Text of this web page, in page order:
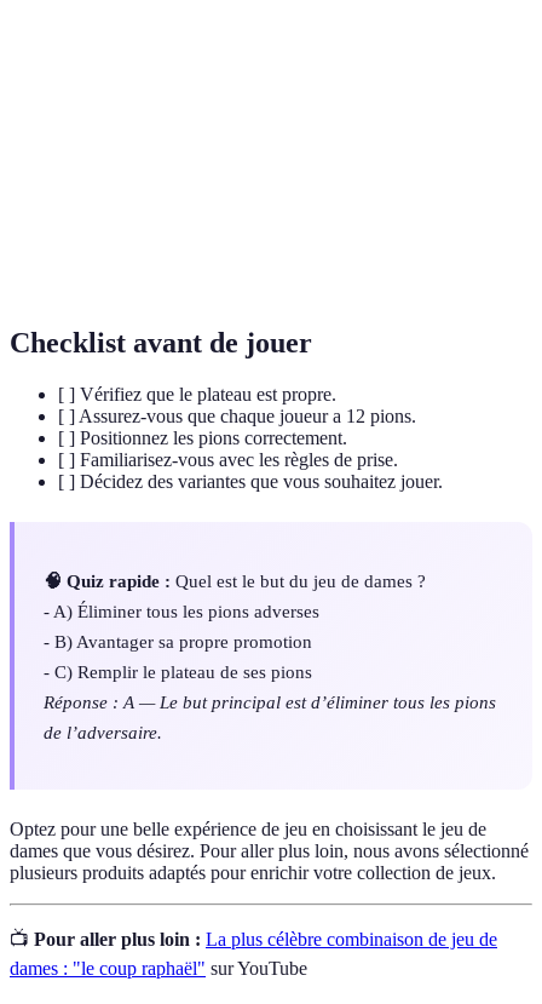
Checklist avant de jouer
[ ] Vérifiez que le plateau est propre.
[ ] Assurez-vous que chaque joueur a 12 pions.
[ ] Positionnez les pions correctement.
[ ] Familiarisez-vous avec les règles de prise.
[ ] Décidez des variantes que vous souhaitez jouer.
🧠 Quiz rapide : Quel est le but du jeu de dames ?
- A) Éliminer tous les pions adverses
- B) Avantager sa propre promotion
- C) Remplir le plateau de ses pions
Réponse : A — Le but principal est d’éliminer tous les pions
de l’adversaire.
Optez pour une belle expérience de jeu en choisissant le jeu de
dames que vous désirez. Pour aller plus loin, nous avons sélectionné
plusieurs produits adaptés pour enrichir votre collection de jeux.
📺 Pour aller plus loin : La plus célèbre combinaison de jeu de
dames : "le coup raphaël" sur YouTube